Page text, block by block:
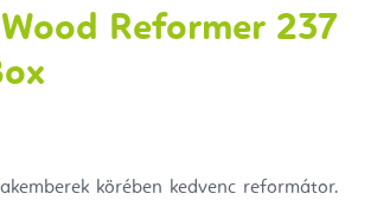
Reformer 237
körében kedvenc reformátor.